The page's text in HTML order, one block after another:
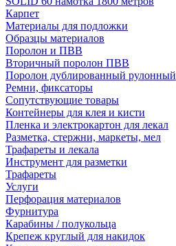
Карпет
Материалы для подложки
Образцы материалов
Поролон и ПВВ
Вторичный поролон ПВВ
Поролон дублированный рулонный
Ремни, фиксаторы
Сопутствующие товары
Контейнеры для клея и кисти
Пленка и электрокартон для лекал
Разметка, стержни, маркеты, мел
Трафареты и лекала
Инструмент для разметки
Трафареты
Услуги
Перфорация материалов
Фурнитура
Карабины / полукольца
Крепеж круглый для накидок